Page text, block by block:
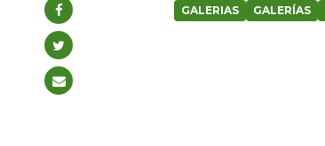
GALERIAS GALERÍAS